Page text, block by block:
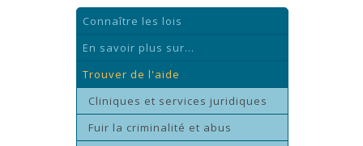
Connaître les lois
En savoir plus sur...
Trouver de l'aide
Cliniques et services juridiques
Fuir la criminalité et abus